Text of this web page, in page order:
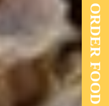
ORDER FOOD